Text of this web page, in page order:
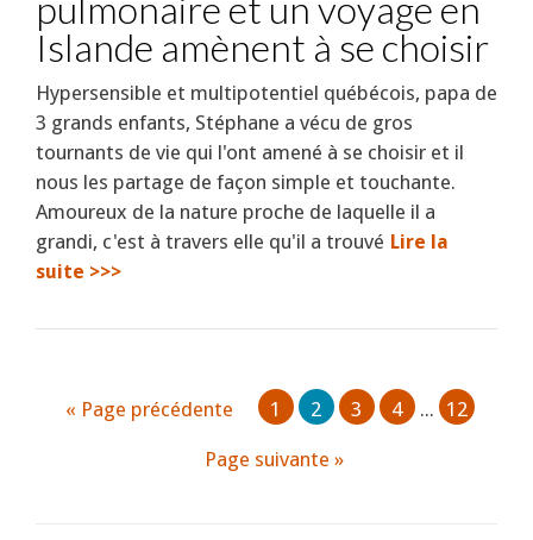
Islande amènent à se choisir
Hypersensible et multipotentiel québécois, papa de
3 grands enfants, Stéphane a vécu de gros
tournants de vie qui l'ont amené à se choisir et il
nous les partage de façon simple et touchante.
Amoureux de la nature proche de laquelle il a
grandi, c'est à travers elle qu'il a trouvé Lire la
suite >>>
« Page précédente 1 2 3 4 ... 12
Page suivante »